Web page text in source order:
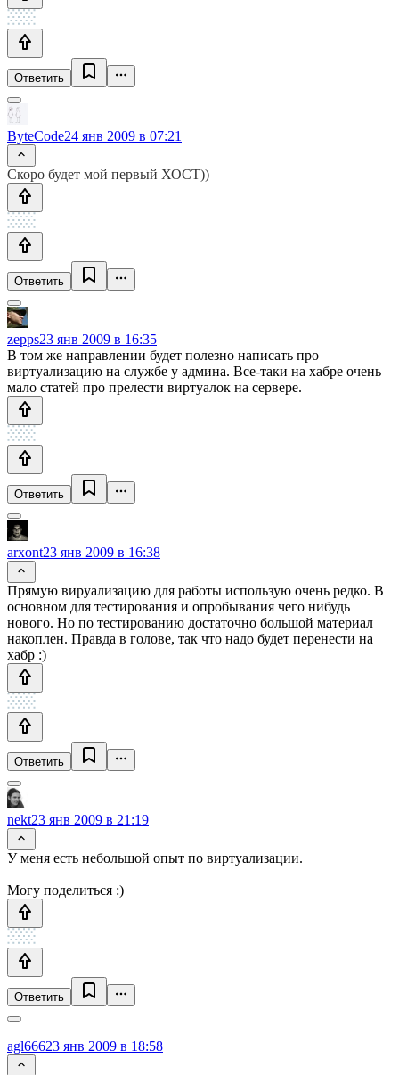
Ответить
ByteCode24 янв 2009 в 07:21
Скоро будет мой первый ХОСТ))
Ответить
zepps23 янв 2009 в 16:35
В том же направлении будет полезно написать про
виртуализацию на службе у админа. Все-таки на хабре очень
мало статей про прелести виртуалок на сервере.
Ответить
arxont23 янв 2009 в 16:38
Прямую вируализацию для работы использую очень редко. В
основном для тестирования и опробывания чего нибудь
нового. Но по тестированию достаточно большой материал
накоплен. Правда в голове, так что надо будет перенести на
хабр :)
Ответить
nekt23 янв 2009 в 21:19
У меня есть небольшой опыт по виртуализации.
Могу поделиться :)
Ответить
agl66623 янв 2009 в 18:58